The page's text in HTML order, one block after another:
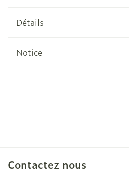
Détails
Notice
Contactez nous